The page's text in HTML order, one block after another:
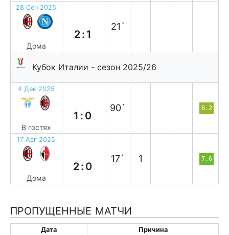
28 Сен 2025
Дома
2:1
21`
Кубок Италии - сезон 2025/26
4 Дек 2025
В гостях
1:0
90` 6.2
17 Авг 2025
Дома
2:0
17` 1 7.6
ПРОПУЩЕННЫЕ МАТЧИ
Дата Причина